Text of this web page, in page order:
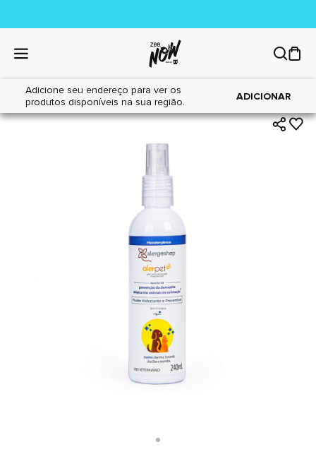
Adicione seu endereço para ver os
produtos disponíveis na sua região.
ADICIONAR
Home|Cães|Higiene